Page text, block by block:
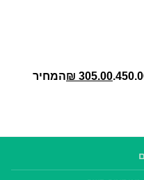
₪ 305.00
המחיר